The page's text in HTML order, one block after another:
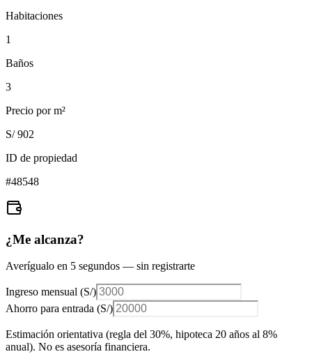
Habitaciones
1
Baños
3
Precio por m²
S/ 902
ID de propiedad
#48548
¿Me alcanza?
Averígualo en 5 segundos — sin registrarte
Ingreso mensual (S/)
Ahorro para entrada (S/)
Estimación orientativa (regla del 30%, hipoteca 20 años al 8%
anual). No es asesoría financiera.